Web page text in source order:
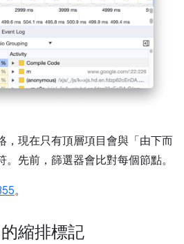
，現在只有頂層項目會與「由下而
先前，篩選器會比對每個節點。
。
縮排標記